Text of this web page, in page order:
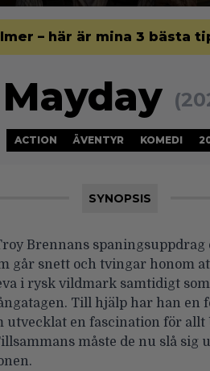
– här är mina 3 bästa
Mayday
ACTION ÄVENTYR KOMEDI
SYNOPSIS
Brennans spaningsuppdrag
går snett och tvingar honom
i rysk vildmark samtidigt
Till hjälp har han en
utvecklat en fascination för allt
måste de nu slå sig